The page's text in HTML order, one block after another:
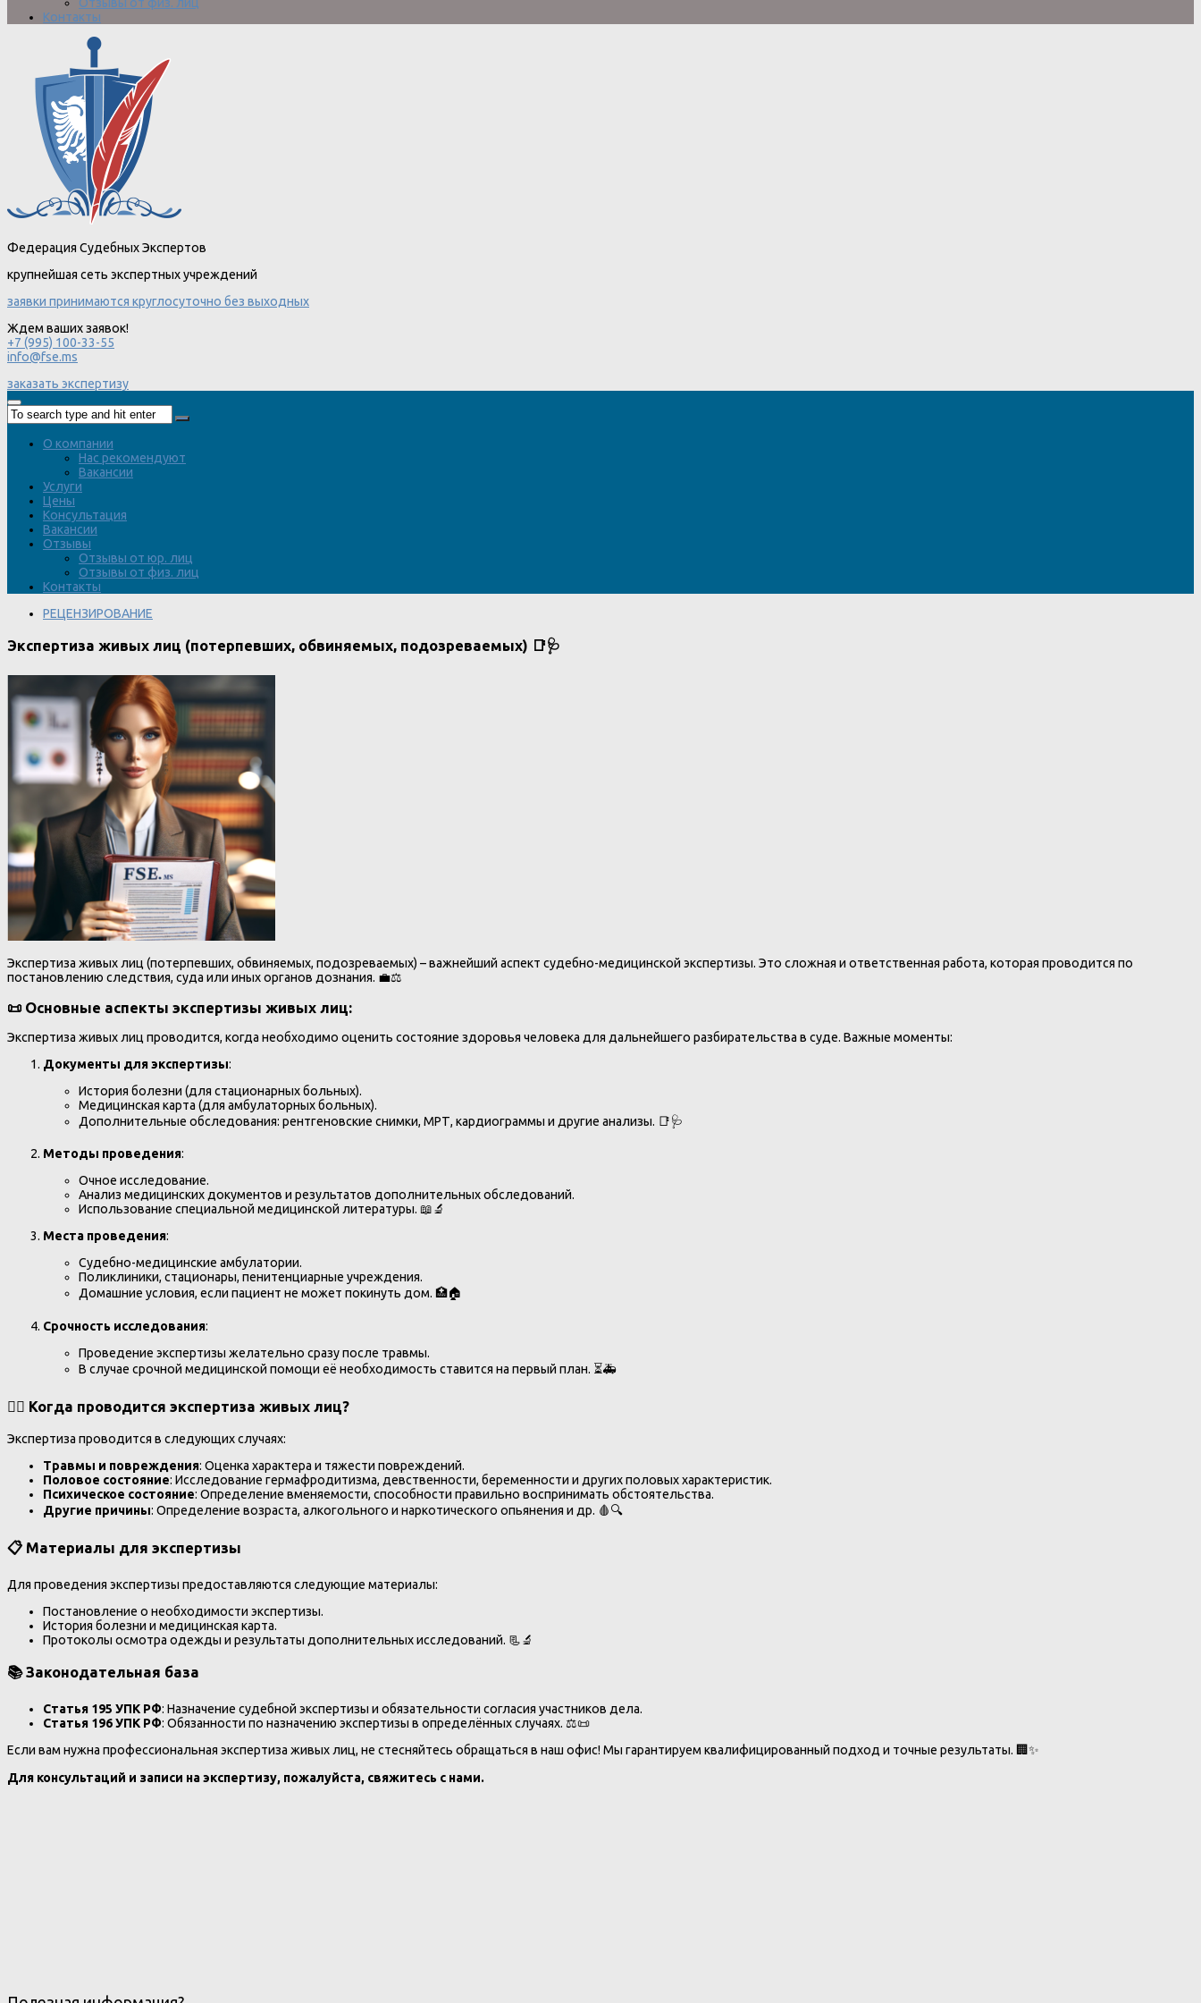
Отзывы от физ. лиц
Контакты
Федерация Судебных Экспертов
крупнейшая сеть экспертных учреждений
заявки принимаются круглосуточно без выходных
Ждем ваших заявок!
+7 (995) 100-33-55
info@fse.ms
заказать экспертизу
О компании
Нас рекомендуют
Вакансии
Услуги
Цены
Консультация
Вакансии
Отзывы
Отзывы от юр. лиц
Отзывы от физ. лиц
Контакты
РЕЦЕНЗИРОВАНИЕ
Экспертиза живых лиц (потерпевших, обвиняемых, подозреваемых) 📑🩺
Экспертиза живых лиц (потерпевших, обвиняемых, подозреваемых) – важнейший аспект судебно-медицинской экспертизы. Это сложная и ответственная работа, которая проводится по
постановлению следствия, суда или иных органов дознания. 💼⚖️
📜 Основные аспекты экспертизы живых лиц:
Экспертиза живых лиц проводится, когда необходимо оценить состояние здоровья человека для дальнейшего разбирательства в суде. Важные моменты:
Документы для экспертизы:
История болезни (для стационарных больных).
Медицинская карта (для амбулаторных больных).
Дополнительные обследования: рентгеновские снимки, МРТ, кардиограммы и другие анализы. 📑🩺
Методы проведения:
Очное исследование.
Анализ медицинских документов и результатов дополнительных обследований.
Использование специальной медицинской литературы. 📖🔬
Места проведения:
Судебно-медицинские амбулатории.
Поликлиники, стационары, пенитенциарные учреждения.
Домашние условия, если пациент не может покинуть дом. 🏥🏠
Срочность исследования:
Проведение экспертизы желательно сразу после травмы.
В случае срочной медицинской помощи её необходимость ставится на первый план. ⏳🚑
🧑‍⚕️ Когда проводится экспертиза живых лиц?
Экспертиза проводится в следующих случаях:
Травмы и повреждения: Оценка характера и тяжести повреждений.
Половое состояние: Исследование гермафродитизма, девственности, беременности и других половых характеристик.
Психическое состояние: Определение вменяемости, способности правильно воспринимать обстоятельства.
Другие причины: Определение возраста, алкогольного и наркотического опьянения и др. 🩸🔍
📋 Материалы для экспертизы
Для проведения экспертизы предоставляются следующие материалы:
Постановление о необходимости экспертизы.
История болезни и медицинская карта.
Протоколы осмотра одежды и результаты дополнительных исследований. 📃🔬
📚 Законодательная база
Статья 195 УПК РФ: Назначение судебной экспертизы и обязательности согласия участников дела.
Статья 196 УПК РФ: Обязанности по назначению экспертизы в определённых случаях. ⚖️📜
Если вам нужна профессиональная экспертиза живых лиц, не стесняйтесь обращаться в наш офис! Мы гарантируем квалифицированный подход и точные результаты. 🏢✨
Для консультаций и записи на экспертизу, пожалуйста, свяжитесь с нами.